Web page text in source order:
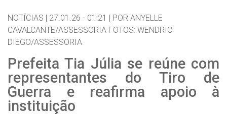
NOTÍCIAS | 27.01.26 - 01:21 | POR ANYELLE
CAVALCANTE/ASSESSORIA FOTOS: WENDRIC
DIEGO/ASSESSORIA
Prefeita Tia Júlia se reúne com
representantes do Tiro de
Guerra e reafirma apoio à
instituição